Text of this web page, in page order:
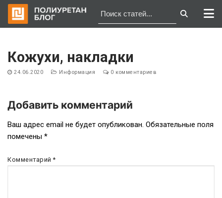
содержимому
Кожухи, накладки
24.06.2020 Информация 0 комментариев
Навигация
по
записям
Добавить комментарий
Ваш адрес email не будет опубликован. Обязательные поля
помечены *
Комментарий*